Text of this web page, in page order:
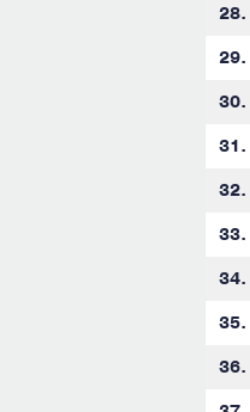
28.
29.
30.
31.
32.
33.
34.
35.
36.